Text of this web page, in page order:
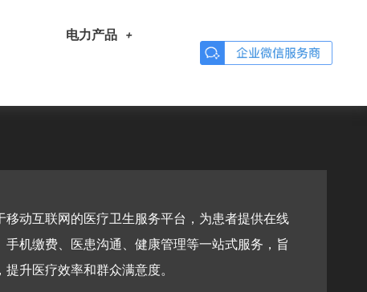
电力产品
移动互联网的医疗卫生服务平台，为患者提供‌在线
手机缴费、医患沟通、健康管理‌等一站式服务，旨
升医疗效率和群众满意度。